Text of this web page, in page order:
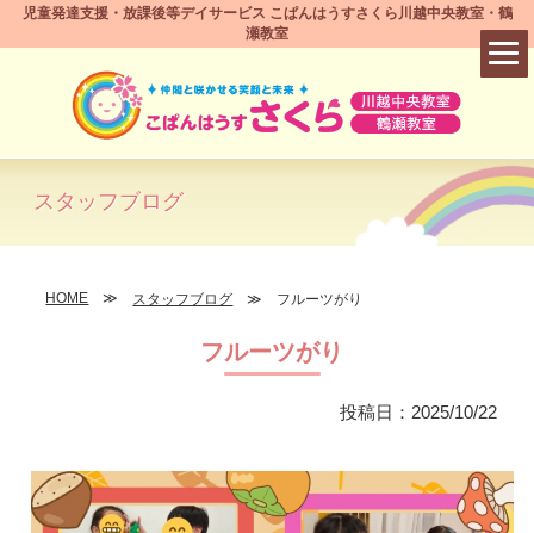
児童発達支援・放課後等デイサービス こぱんはうすさくら川越中央教室・鶴
瀬教室
スタッフブログ
HOME スタッフブログ フルーツがり
フルーツがり
投稿日：2025/10/22